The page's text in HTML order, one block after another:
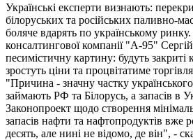
Українські експерти визнають:
білоруських та російських паливно-
боляче вдарять по українському
консалтингової компанії "А-95"
песимістичну картину: будуть
зростуть ціни та процвітатиме
"Причина - значну частку
займають РФ та Білорусь, а запасів в
Законопроект щодо створення
запасів нафти та нафтопродуктів вже
десять, але нині не відомо, де він", -